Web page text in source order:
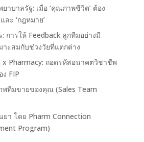
ยาบาลรัฐ: เมื่อ ‘คุณภาพชีวิต’ ต้อง
ละ ‘กฎหมาย’
การให้ Feedback ลูกทีมอย่างมี
ะสมกับช่วงวัยที่แตกต่าง
x Pharmacy: ถอดรหัสอนาคตวิชาชีพ
FIP
ทีมขายของคุณ (Sales Team
า โดย Pharm Connection
Program)